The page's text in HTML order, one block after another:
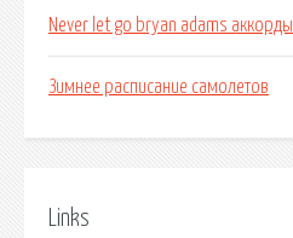
Never let go bryan adams аккорды
Зимнее расписание самолетов
Links